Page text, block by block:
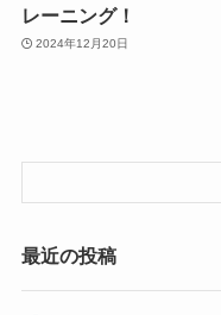
レーニング！
2024年12月20日
最近の投稿